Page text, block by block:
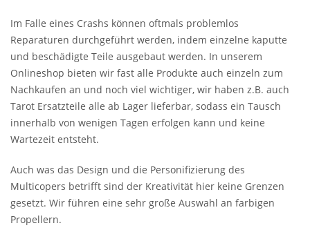
Im Falle eines Crashs können oftmals problemlos
Reparaturen durchgeführt werden, indem einzelne kaputte
und beschädigte Teile ausgebaut werden. In unserem
Onlineshop bieten wir fast alle Produkte auch einzeln zum
Nachkaufen an und noch viel wichtiger, wir haben z.B. auch
Tarot Ersatzteile alle ab Lager lieferbar, sodass ein Tausch
innerhalb von wenigen Tagen erfolgen kann und keine
Wartezeit entsteht.
Auch was das Design und die Personifizierung des
Multicopers betrifft sind der Kreativität hier keine Grenzen
gesetzt. Wir führen eine sehr große Auswahl an farbigen
Propellern.